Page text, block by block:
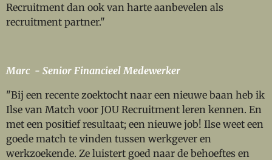
Recruitment dan ook van harte aanbevelen als
recruitment partner."
Marc - Senior Financieel Medewerker
"Bij een recente zoektocht naar een nieuwe baan heb ik
Ilse van Match voor JOU Recruitment leren kennen. En
met een positief resultaat; een nieuwe job! Ilse weet een
goede match te vinden tussen werkgever en
werkzoekende. Ze luistert goed naar de behoeftes en